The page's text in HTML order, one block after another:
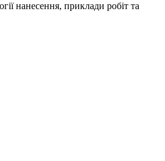
нанесення, приклади робіт та